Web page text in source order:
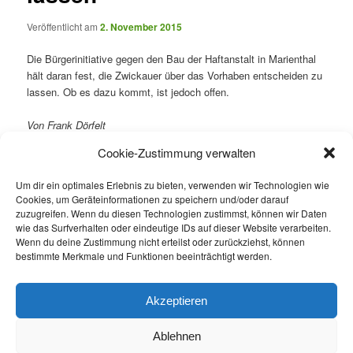
Cookie-Zustimmung verwalten
Um dir ein optimales Erlebnis zu bieten, verwenden wir Technologien wie
Cookies, um Geräteinformationen zu speichern und/oder darauf
zuzugreifen. Wenn du diesen Technologien zustimmst, können wir Daten
wie das Surfverhalten oder eindeutige IDs auf dieser Website verarbeiten.
Wenn du deine Zustimmung nicht erteilst oder zurückziehst, können
bestimmte Merkmale und Funktionen beeinträchtigt werden.
Akzeptieren
Ablehnen
Veröffentlicht am2. November 2015
Die Bürgerinitiative gegen den Bau der Haftanstalt in Marienthal
hält daran fest, die Zwickauer über das Vorhaben entscheiden zu
lassen. Ob es dazu kommt, ist jedoch offen.
Von Frank Dörfelt
Justizvollzugsanstalt auf dem Areal des früheren RAW-Geländes
lässt sich nicht unterkriegen.
weiter unter freiepresse.de
Freie Presseveröffentlicht. Setze ein Lesezeichen für den